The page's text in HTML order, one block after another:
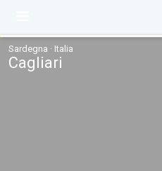
Sardegna · Italia
Cagliari